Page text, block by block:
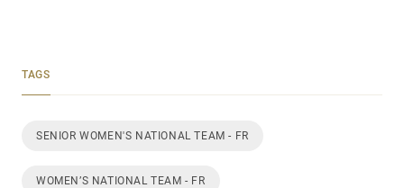
TAGS
SENIOR WOMEN'S NATIONAL TEAM - FR
WOMEN’S NATIONAL TEAM - FR